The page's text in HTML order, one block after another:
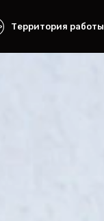
Территория работы